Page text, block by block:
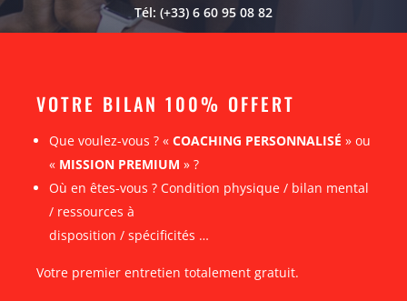
Tél: (+33) 6 60 95 08 82
VOTRE BILAN 100% OFFERT
Que voulez-vous ? « COACHING PERSONNALISÉ » ou
« MISSION PREMIUM » ?
Où en êtes-vous ? Condition physique / bilan mental
/ ressources à
disposition / spécificités …
Votre premier entretien totalement gratuit.